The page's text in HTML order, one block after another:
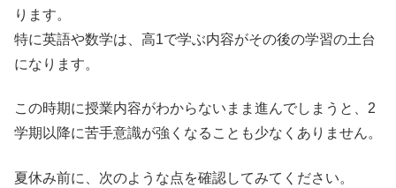
ります。
特に英語や数学は、高1で学ぶ内容がその後の学習の土台
になります。
この時期に授業内容がわからないまま進んでしまうと、2
学期以降に苦手意識が強くなることも少なくありません。
夏休み前に、次のような点を確認してみてください。